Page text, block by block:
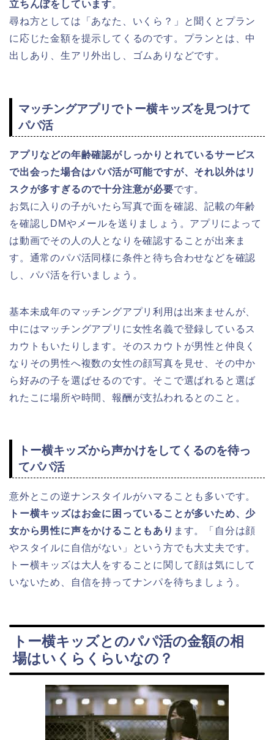
立ちんぼをしています。
尋ね方としては「あなた、いくら？」と聞くとプラン
に応じた金額を提示してくるのです。プランとは、中
出しあり、生アリ外出し、ゴムありなどです。
マッチングアプリでトー横キッズを見つけて
パパ活
アプリなどの年齢確認がしっかりとれているサービス
で出会った場合はパパ活が可能ですが、それ以外はリ
スクが多すぎるので十分注意が必要です。
お気に入りの子がいたら写真で面を確認、記載の年齢
を確認しDMやメールを送りましょう。アプリによって
は動画でその人の人となりを確認することが出来ま
す。通常のパパ活同様に条件と待ち合わせなどを確認
し、パパ活を行いましょう。
基本未成年のマッチングアプリ利用は出来ませんが、
中にはマッチングアプリに女性名義で登録しているス
カウトもいたりします。そのスカウトが男性と仲良く
なりその男性へ複数の女性の顔写真を見せ、その中か
ら好みの子を選ばせるのです。そこで選ばれると選ば
れたこに場所や時間、報酬が支払われるとのこと。
トー横キッズから声かけをしてくるのを待っ
てパパ活
意外とこの逆ナンスタイルがハマることも多いです。
トー横キッズはお金に困っていることが多いため、少
女から男性に声をかけることもあり ます。「自分は顔
やスタイルに自信がない」という方でも大丈夫です。
トー横キッズは大人をすることに関して顔は気にして
いないため、自信を持ってナンパを待ちましょう。
トー横キッズとのパパ活の金額の相
場はいくらくらいなの？